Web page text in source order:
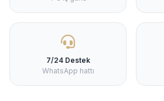
7/24 Destek
WhatsApp hattı